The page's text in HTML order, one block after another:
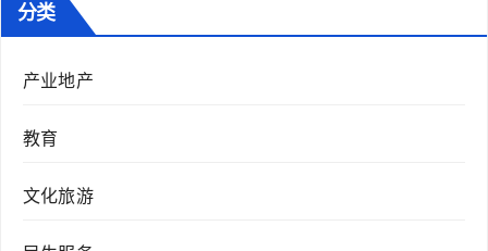
分类
产业地产
教育
文化旅游